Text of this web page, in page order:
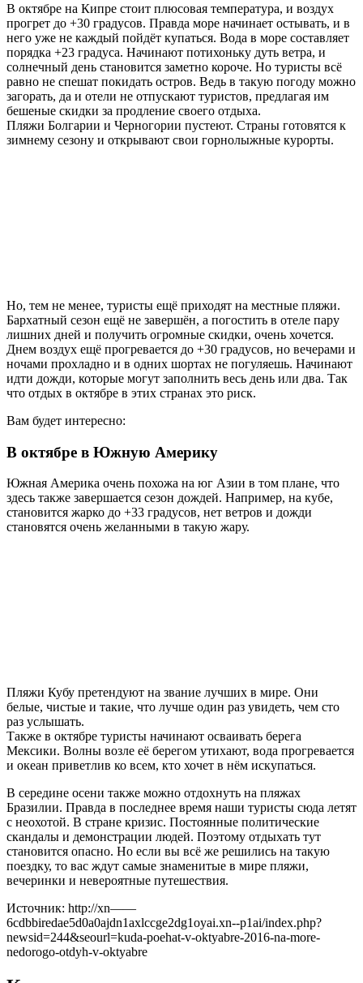
В октябре на Кипре стоит плюсовая температура, и воздух
прогрет до +30 градусов. Правда море начинает остывать, и в
него уже не каждый пойдёт купаться. Вода в море составляет
порядка +23 градуса. Начинают потихоньку дуть ветра, и
солнечный день становится заметно короче. Но туристы всё
равно не спешат покидать остров. Ведь в такую погоду можно
загорать, да и отели не отпускают туристов, предлагая им
бешеные скидки за продление своего отдыха.
Пляжи Болгарии и Черногории пустеют. Страны готовятся к
зимнему сезону и открывают свои горнолыжные курорты.
Но, тем не менее, туристы ещё приходят на местные пляжи.
Бархатный сезон ещё не завершён, а погостить в отеле пару
лишних дней и получить огромные скидки, очень хочется.
Днем воздух ещё прогревается до +30 градусов, но вечерами и
ночами прохладно и в одних шортах не погуляешь. Начинают
идти дожди, которые могут заполнить весь день или два. Так
что отдых в октябре в этих странах это риск.
Вам будет интересно:
В октябре в Южную Америку
Южная Америка очень похожа на юг Азии в том плане, что
здесь также завершается сезон дождей. Например, на кубе,
становится жарко до +33 градусов, нет ветров и дожди
становятся очень желанными в такую жару.
Пляжи Кубу претендуют на звание лучших в мире. Они
белые, чистые и такие, что лучше один раз увидеть, чем сто
раз услышать.
Также в октябре туристы начинают осваивать берега
Мексики. Волны возле её берегом утихают, вода прогревается
и океан приветлив ко всем, кто хочет в нём искупаться.
В середине осени также можно отдохнуть на пляжах
Бразилии. Правда в последнее время наши туристы сюда летят
с неохотой. В стране кризис. Постоянные политические
скандалы и демонстрации людей. Поэтому отдыхать тут
становится опасно. Но если вы всё же решились на такую
поездку, то вас ждут самые знаменитые в мире пляжи,
вечеринки и невероятные путешествия.
Источник: http://xn——
6cdbbiredae5d0a0ajdn1axlccge2dg1oyai.xn--p1ai/index.php?
newsid=244&seourl=kuda-poehat-v-oktyabre-2016-na-more-
nedorogo-otdyh-v-oktyabre